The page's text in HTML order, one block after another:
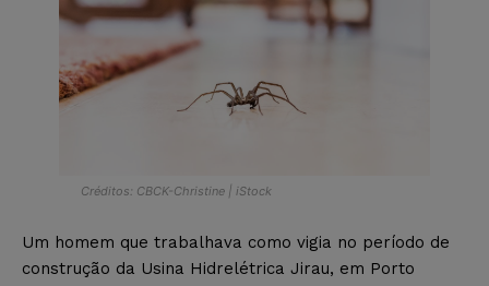
Créditos: CBCK-Christine | iStock
Um homem que trabalhava como vigia no período de
construção da Usina Hidrelétrica Jirau, em Porto